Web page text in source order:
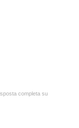
completa su